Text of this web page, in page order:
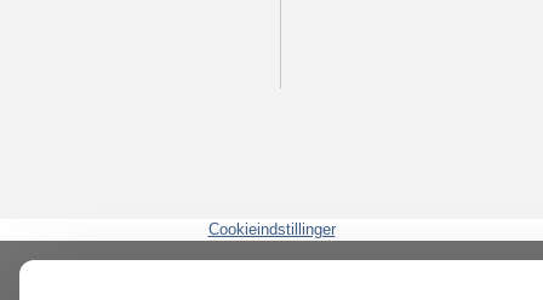
Cookieindstillinger